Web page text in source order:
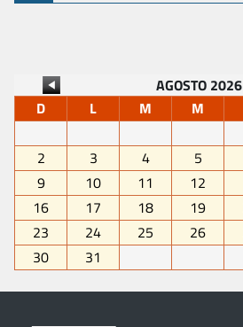
AGOSTO 2026
D
L M M
2
3 4 5
9
10 11 12
16
17 18 19
23
24 25 26
30
31